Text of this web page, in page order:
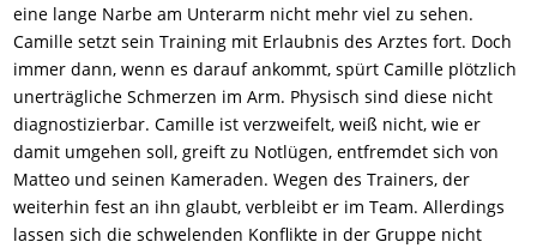
eine lange Narbe am Unterarm nicht mehr viel zu sehen.
Camille setzt sein Training mit Erlaubnis des Arztes fort. Doch
immer dann, wenn es darauf ankommt, spürt Camille plötzlich
unerträgliche Schmerzen im Arm. Physisch sind diese nicht
diagnostizierbar. Camille ist verzweifelt, weiß nicht, wie er
damit umgehen soll, greift zu Notlügen, entfremdet sich von
Matteo und seinen Kameraden. Wegen des Trainers, der
weiterhin fest an ihn glaubt, verbleibt er im Team. Allerdings
lassen sich die schwelenden Konflikte in der Gruppe nicht